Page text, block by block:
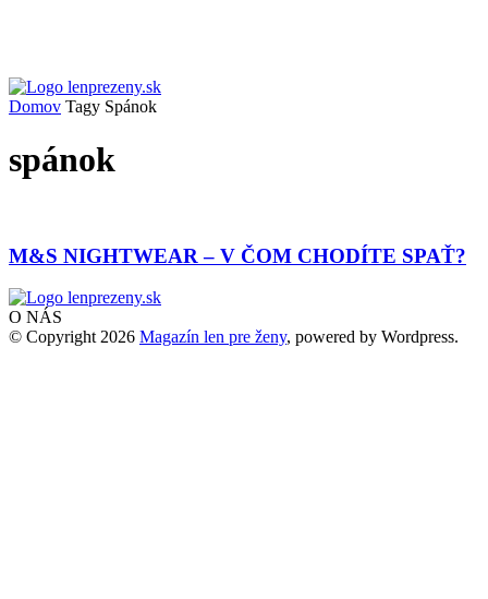
Domov Tagy Spánok
spánok
M&S NIGHTWEAR – V ČOM CHODÍTE SPAŤ?
O NÁS
© Copyright 2026 Magazín len pre ženy, powered by Wordpress.